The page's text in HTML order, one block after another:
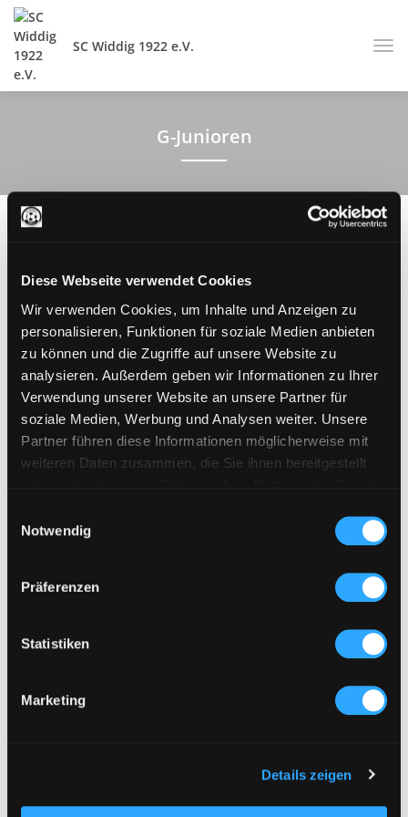
Diese Webseite verwendet Cookies
Wir verwenden Cookies, um Inhalte und Anzeigen zu
personalisieren, Funktionen für soziale Medien anbieten
zu können und die Zugriffe auf unsere Website zu
analysieren. Außerdem geben wir Informationen zu Ihrer
Verwendung unserer Website an unsere Partner für
soziale Medien, Werbung und Analysen weiter. Unsere
Partner führen diese Informationen möglicherweise mit
weiteren Daten zusammen, die Sie ihnen bereitgestellt
Notwendig
Präferenzen
Statistiken
Marketing
Details zeigen
SC Widdig 1922 e.V.
G-Junioren
Bambini/ U7
Trainingszeiten:
Dienstag 17.00h - 18.00h
Donnerstag 17.00h - 18.00h